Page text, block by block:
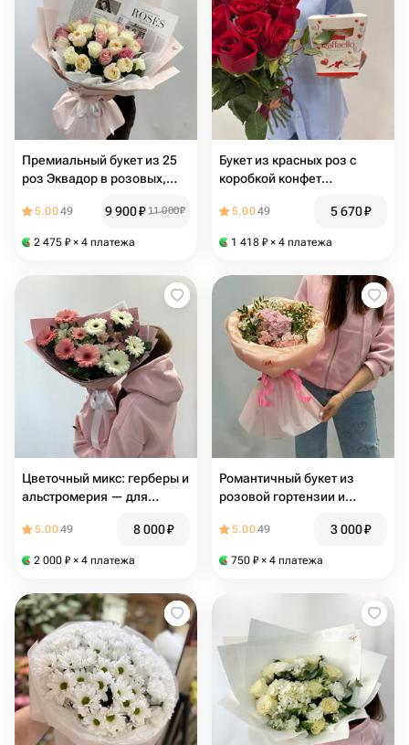
Премиальный букет из 25
роз Эквадор в розовых,
2155.0049 9 900₽ 11 000₽
2 475 ₽ × 4 платежа
Букет из красных роз с
коробкой конфет
5.0049 5 670₽
1 418 ₽ × 4 платежа
Цветочный микс: герберы и
альстромерия — для
5.0049 8 000₽
2 000 ₽ × 4 платежа
Романтичный букет из
розовой гортензии и
5.0049 3 000₽
750 ₽ × 4 платежа